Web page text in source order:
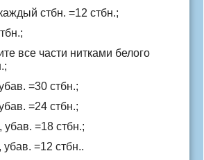
стбн. =12 стбн.;
все части нитками белого
=30 стбн.;
=24 стбн.;
убав. =18 стбн.;
убав. =12 стбн..